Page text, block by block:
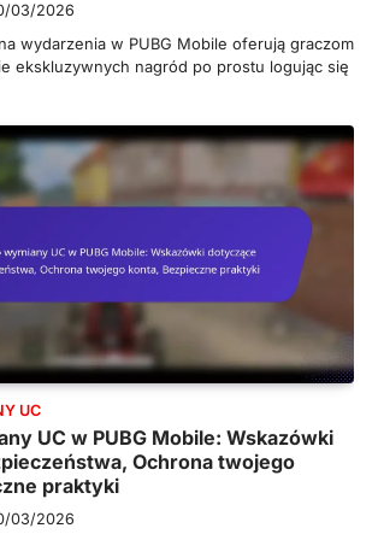
03/2026
wydarzenia w PUBG Mobile oferują graczom
ekskluzywnych nagród po prostu logując się
UC
UC w PUBG Mobile: Wskazówki
Ochrona twojego
praktyki
03/2026